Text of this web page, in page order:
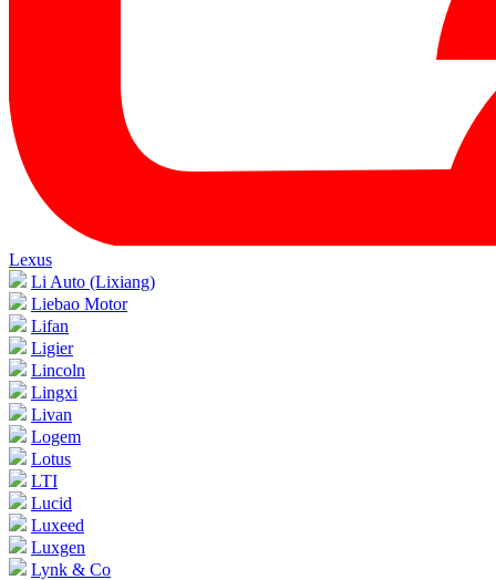
Lexus
Li Auto (Lixiang)
Liebao Motor
Lifan
Ligier
Lincoln
Lingxi
Livan
Logem
Lotus
LTI
Lucid
Luxeed
Luxgen
Lynk & Co